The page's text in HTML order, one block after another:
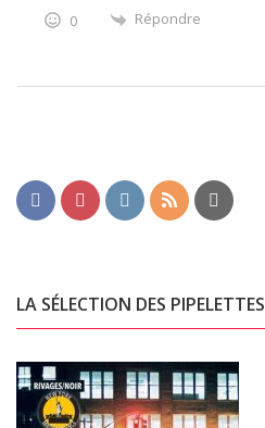
0 Répondre
LA SÉLECTION DES PIPELETTES